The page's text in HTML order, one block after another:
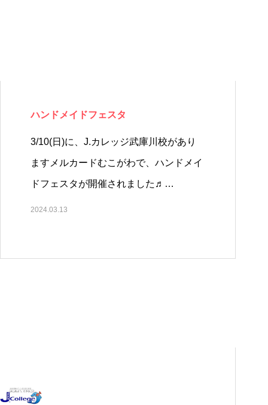
ハンドメイドフェスタ
3/10(日)に、J.カレッジ武庫川校があり
ますメルカードむこがわで、ハンドメイ
ドフェスタが開催されました♬…
2024.03.13